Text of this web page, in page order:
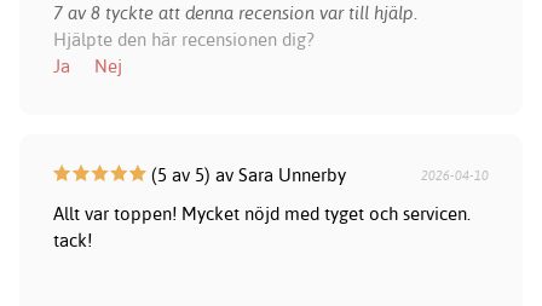
7 av 8 tyckte att denna recension var till hjälp.
Hjälpte den här recensionen dig?
Ja
Nej
(5 av 5) av Sara Unnerby 2026-04-10
Allt var toppen! Mycket nöjd med tyget och servicen.
tack!